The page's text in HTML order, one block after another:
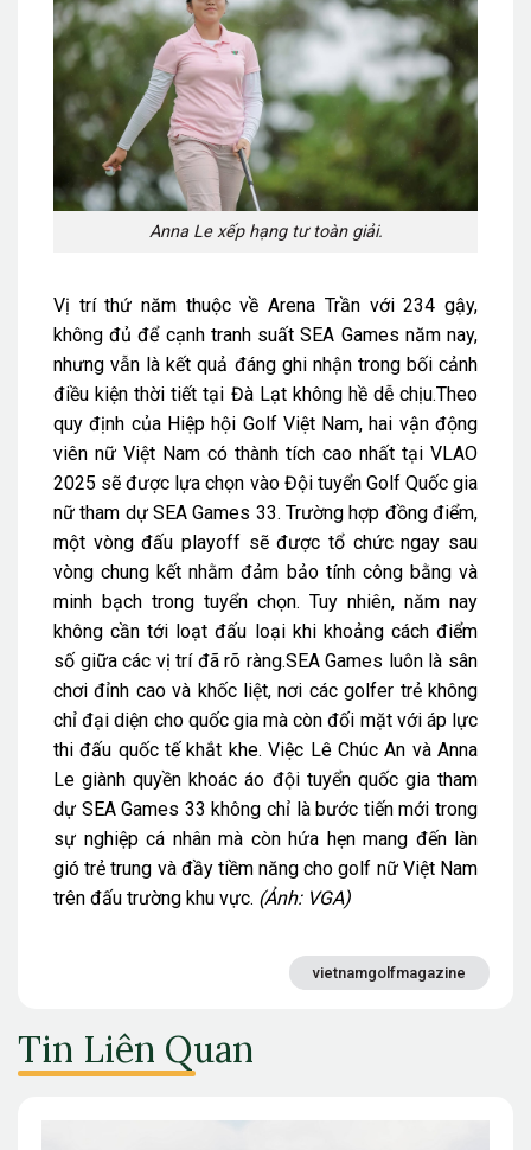
Anna Le xếp hạng tư toàn giải.
Vị trí thứ năm thuộc về Arena Trần với 234 gậy,
không đủ để cạnh tranh suất SEA Games năm nay,
nhưng vẫn là kết quả đáng ghi nhận trong bối cảnh
điều kiện thời tiết tại Đà Lạt không hề dễ chịu.Theo
quy định của Hiệp hội Golf Việt Nam, hai vận động
viên nữ Việt Nam có thành tích cao nhất tại VLAO
2025 sẽ được lựa chọn vào Đội tuyển Golf Quốc gia
nữ tham dự SEA Games 33. Trường hợp đồng điểm,
một vòng đấu playoff sẽ được tổ chức ngay sau
vòng chung kết nhằm đảm bảo tính công bằng và
minh bạch trong tuyển chọn. Tuy nhiên, năm nay
không cần tới loạt đấu loại khi khoảng cách điểm
số giữa các vị trí đã rõ ràng.SEA Games luôn là sân
chơi đỉnh cao và khốc liệt, nơi các golfer trẻ không
chỉ đại diện cho quốc gia mà còn đối mặt với áp lực
thi đấu quốc tế khắt khe. Việc Lê Chúc An và Anna
Le giành quyền khoác áo đội tuyển quốc gia tham
dự SEA Games 33 không chỉ là bước tiến mới trong
sự nghiệp cá nhân mà còn hứa hẹn mang đến làn
gió trẻ trung và đầy tiềm năng cho golf nữ Việt Nam
trên đấu trường khu vực. (Ảnh: VGA)
vietnamgolfmagazine
Tin Liên Quan